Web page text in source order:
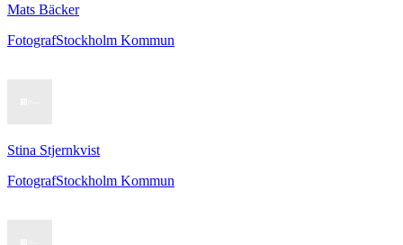
Mats Bäcker
FotografStockholm Kommun
Stina Stjernkvist
FotografStockholm Kommun